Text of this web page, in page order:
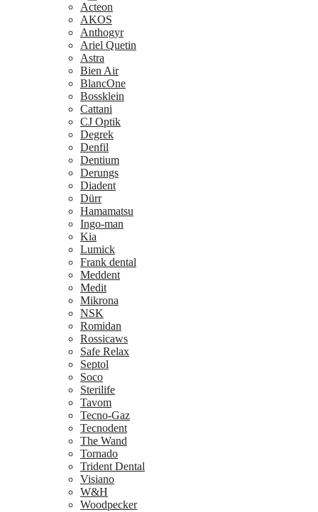
Acteon
AKOS
Anthogyr
Ariel Quetin
Astra
Bien Air
BlancOne
Bossklein
Cattani
CJ Optik
Degrek
Denfil
Dentium
Derungs
Diadent
Dürr
Hamamatsu
Ingo-man
Kia
Lumick
Frank dental
Meddent
Medit
Mikrona
NSK
Romidan
Rossicaws
Safe Relax
Septol
Soco
Sterilife
Tavom
Tecno-Gaz
Tecnodent
The Wand
Tornado
Trident Dental
Visiano
W&H
Woodpecker